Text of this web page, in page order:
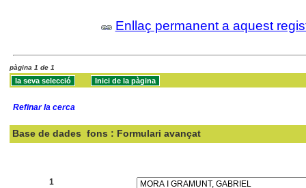
Enllaç permanent a aquest
pàgina 1 de 1
Refinar la cerca
Base de dades fons : Formulari avançat
1